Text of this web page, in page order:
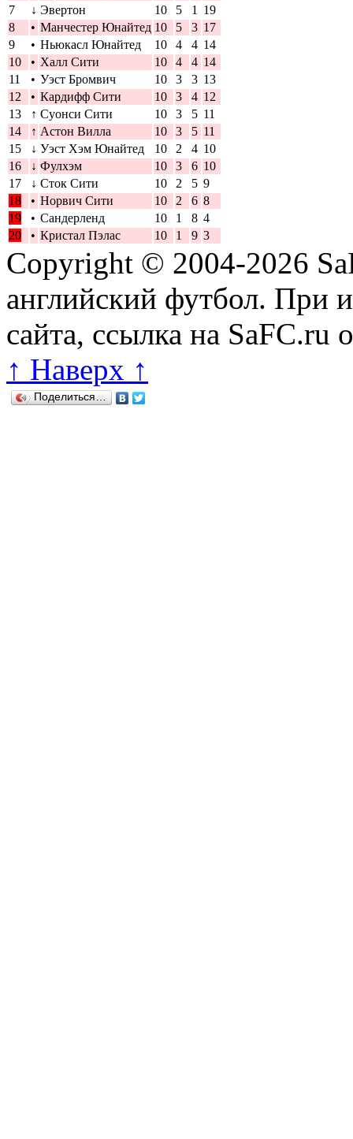
7
↓ Эвертон 10 5 1
19
8
• Манчестер Юнайтед 10 5 3 17
9
• Ньюкасл Юнайтед 10 4 4 14
10
• Халл Сити 10 4 4 14
11
• Уэст Бромвич 10 3 3 13
12
• Кардифф Сити 10 3 4 12
13
↑ Суонси Сити 10 3 5 11
14
↑ Астон Вилла 10 3 5 11
15
↓ Уэст Хэм Юнайтед 10 2 4 10
16
↓ Фулхэм 10 3 6 10
17
↓ Сток Сити 10 2 5 9
18
• Норвич Сити 10 2 6 8
19
• Сандерленд 10 1 8 4
20
• Кристал Пэлас 10 1 9 3
Copyright © 2004-2026
английский футбол. При
сайта, ссылка на SaFC.ru
↑ Наверх ↑
Поделиться…